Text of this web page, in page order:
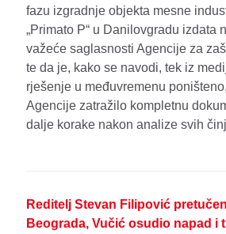
fazu izgradnje objekta mesne
„Primato P“ u Danilovgradu izdata
važeće saglasnosti Agencije za
te da je, kako se navodi, tek iz
rješenje u međuvremenu
Agencije zatražilo kompletnu
dalje korake nakon analize svih
Reditelj Stevan Filipović
Beograda, Vučić osudio napad i